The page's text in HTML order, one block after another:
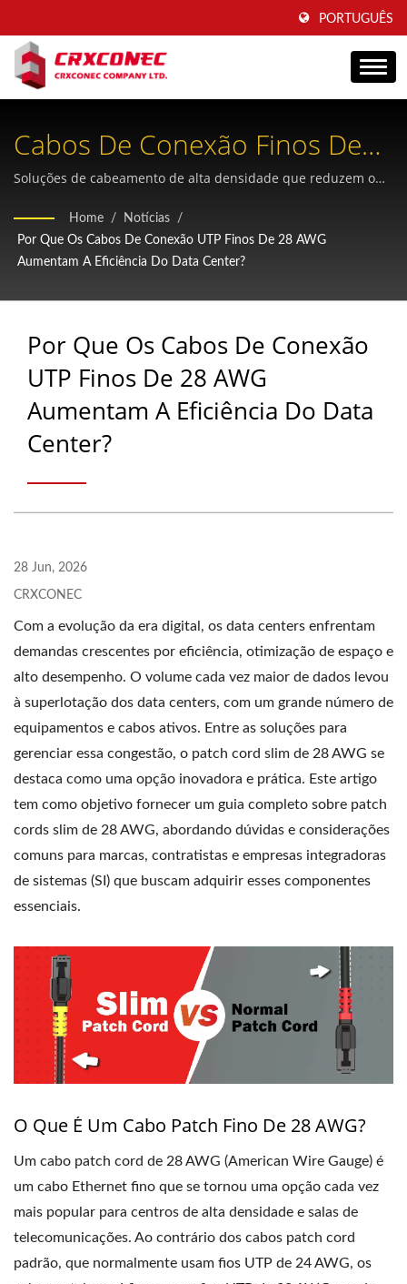
PORTUGUÊS
Cabos De Conexão Finos De
28 AWG Com Design
Compacto Para Data Centers
Modernos.
Soluções de cabeamento de alta densidade que reduzem o
gerenciamento de rede em data centers e salas de
telecomunicações.
Home / Notícias
/
Por Que Os Cabos De Conexão UTP Finos De 28 AWG
Aumentam A Eficiência Do Data Center?
Por Que Os Cabos De Conexão
UTP Finos De 28 AWG
Aumentam A Eficiência Do Data
Center?
28 Jun, 2026
CRXCONEC
Com a evolução da era digital, os data centers enfrentam
demandas crescentes por eficiência, otimização de espaço e
alto desempenho. O volume cada vez maior de dados levou
à superlotação dos data centers, com um grande número de
equipamentos e cabos ativos. Entre as soluções para
gerenciar essa congestão, o patch cord slim de 28 AWG se
destaca como uma opção inovadora e prática. Este artigo
tem como objetivo fornecer um guia completo sobre patch
cords slim de 28 AWG, abordando dúvidas e considerações
comuns para marcas, contratistas e empresas integradoras
de sistemas (SI) que buscam adquirir esses componentes
essenciais.
O Que É Um Cabo Patch Fino De 28 AWG?
Um cabo patch cord de 28 AWG (American Wire Gauge) é
um cabo Ethernet fino que se tornou uma opção cada vez
mais popular para centros de alta densidade e salas de
telecomunicações. Ao contrário dos cabos patch cord
padrão, que normalmente usam fios UTP de 24 AWG, os